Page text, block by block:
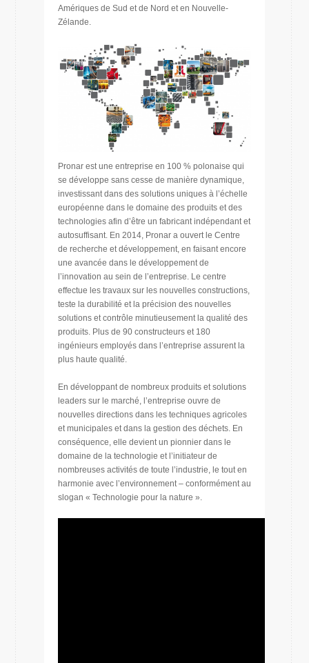
Amériques de Sud et de Nord et en Nouvelle-
Zélande.
Pronar est une entreprise en 100 % polonaise qui
se développe sans cesse de manière dynamique,
investissant dans des solutions uniques à l’échelle
européenne dans le domaine des produits et des
technologies afin d’être un fabricant indépendant et
autosuffisant. En 2014, Pronar a ouvert le Centre
de recherche et développement, en faisant encore
une avancée dans le développement de
l’innovation au sein de l’entreprise. Le centre
effectue les travaux sur les nouvelles constructions,
teste la durabilité et la précision des nouvelles
solutions et contrôle minutieusement la qualité des
produits. Plus de 90 constructeurs et 180
ingénieurs employés dans l’entreprise assurent la
plus haute qualité.
En développant de nombreux produits et solutions
leaders sur le marché, l’entreprise ouvre de
nouvelles directions dans les techniques agricoles
et municipales et dans la gestion des déchets. En
conséquence, elle devient un pionnier dans le
domaine de la technologie et l’initiateur de
nombreuses activités de toute l’industrie, le tout en
harmonie avec l’environnement – conformément au
slogan « Technologie pour la nature ».